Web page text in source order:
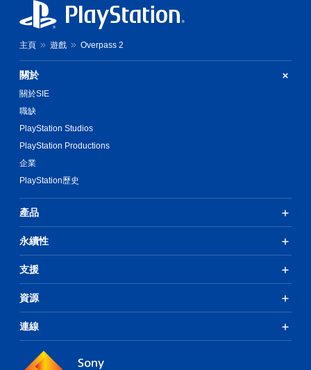
主頁 遊戲 Overpass 2
關於
關於SIE
職缺
PlayStation Studios
PlayStation Productions
企業
PlayStation歷史
產品
永續性
支援
資源
連線